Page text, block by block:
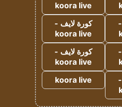
koora live
كورة لايف -
koora live
كورة لايف -
koora live
koora live